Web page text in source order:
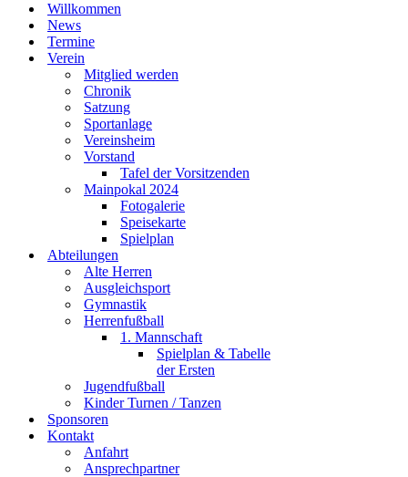
Willkommen
News
Termine
Verein
Mitglied werden
Chronik
Satzung
Sportanlage
Vereinsheim
Vorstand
Tafel der Vorsitzenden
Mainpokal 2024
Fotogalerie
Speisekarte
Spielplan
Abteilungen
Alte Herren
Ausgleichsport
Gymnastik
Herrenfußball
1. Mannschaft
Spielplan & Tabelle
der Ersten
Jugendfußball
Kinder Turnen / Tanzen
Sponsoren
Kontakt
Anfahrt
Ansprechpartner